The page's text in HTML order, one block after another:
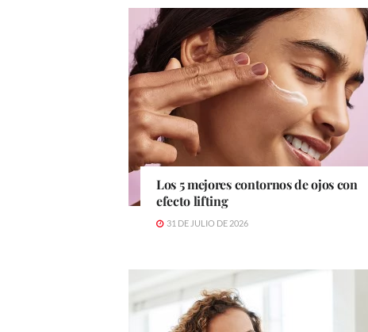
Los 5 mejores contornos de ojos con
efecto lifting
31 DE JULIO DE 2026